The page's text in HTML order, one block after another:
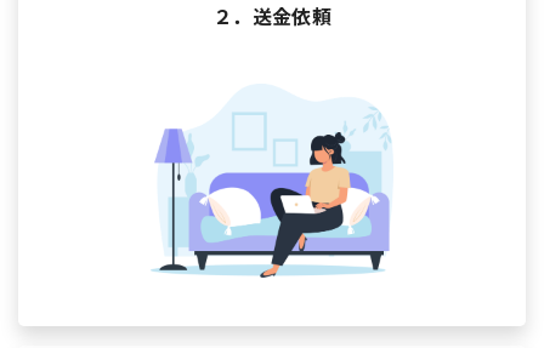
２．送金依頼